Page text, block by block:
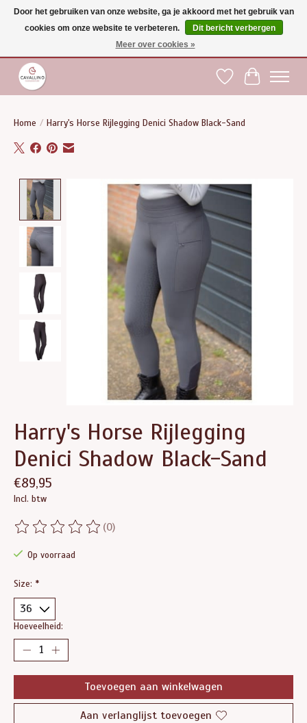
Gratis verzending vanaf €75 binnen BE - vanaf €100 naar EU | Voor 17:00 besteld is
dezelfde dag verzonden | Klantendienst: +32 (0)51 21 27 00 |
Verlanglijst
Home / Harry's Horse Rijlegging Denici Shadow Black-Sand
Product image slideshow Items
Harry's Horse Rijlegging
Denici Shadow Black-Sand
€89,95
Incl. btw
De beoordeling van dit product is
(0)
Op voorraad
Size: *
Hoeveelheid:
Toevoegen aan winkelwagen
Aan verlanglijst toevoegen
Door het gebruiken van onze website, ga je akkoord met het gebruik van
cookies om onze website te verbeteren.
Dit bericht verbergen
Meer over cookies »